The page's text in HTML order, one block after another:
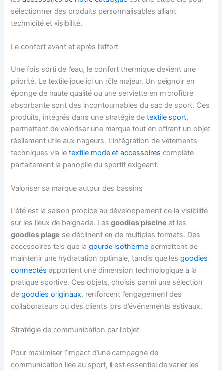
sélectionner des produits personnalisables alliant
technicité et visibilité.
Le confort avant et après l’effort
Une fois sorti de l’eau, le confort thermique devient une
priorité. Le textile joue ici un rôle majeur. Un peignoir en
éponge de haute qualité ou une serviette en microfibre
absorbante sont des incontournables du sac de sport. Ces
produits, intégrés dans une stratégie detextile sport,
permettent de valoriser une marque tout en offrant un objet
réellement utile aux nageurs. L’intégration de vêtements
techniques via letextile mode et accessoires complète
parfaitement la panoplie du sportif exigeant.
Valoriser sa marque autour des bassins
L’été est la saison propice au développement de la visibilité
sur les lieux de baignade. Lesgoodies piscine et les
goodies plage se déclinent en de multiples formats. Des
accessoires tels que lagourde isotherme permettent de
maintenir une hydratation optimale, tandis que lesgoodies
connectés apportent une dimension technologique à la
pratique sportive. Ces objets, choisis parmi une sélection
degoodies originaux, renforcent l’engagement des
collaborateurs ou des clients lors d’événements estivaux.
Stratégie de communication par l’objet
Pour maximiser l’impact d’une campagne de
communication liée au sport, il est essentiel de varier les